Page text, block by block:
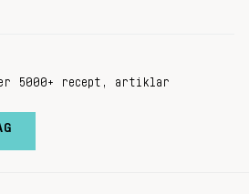
5000+ recept, artiklar